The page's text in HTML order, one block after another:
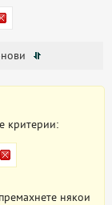
критерии:
някои